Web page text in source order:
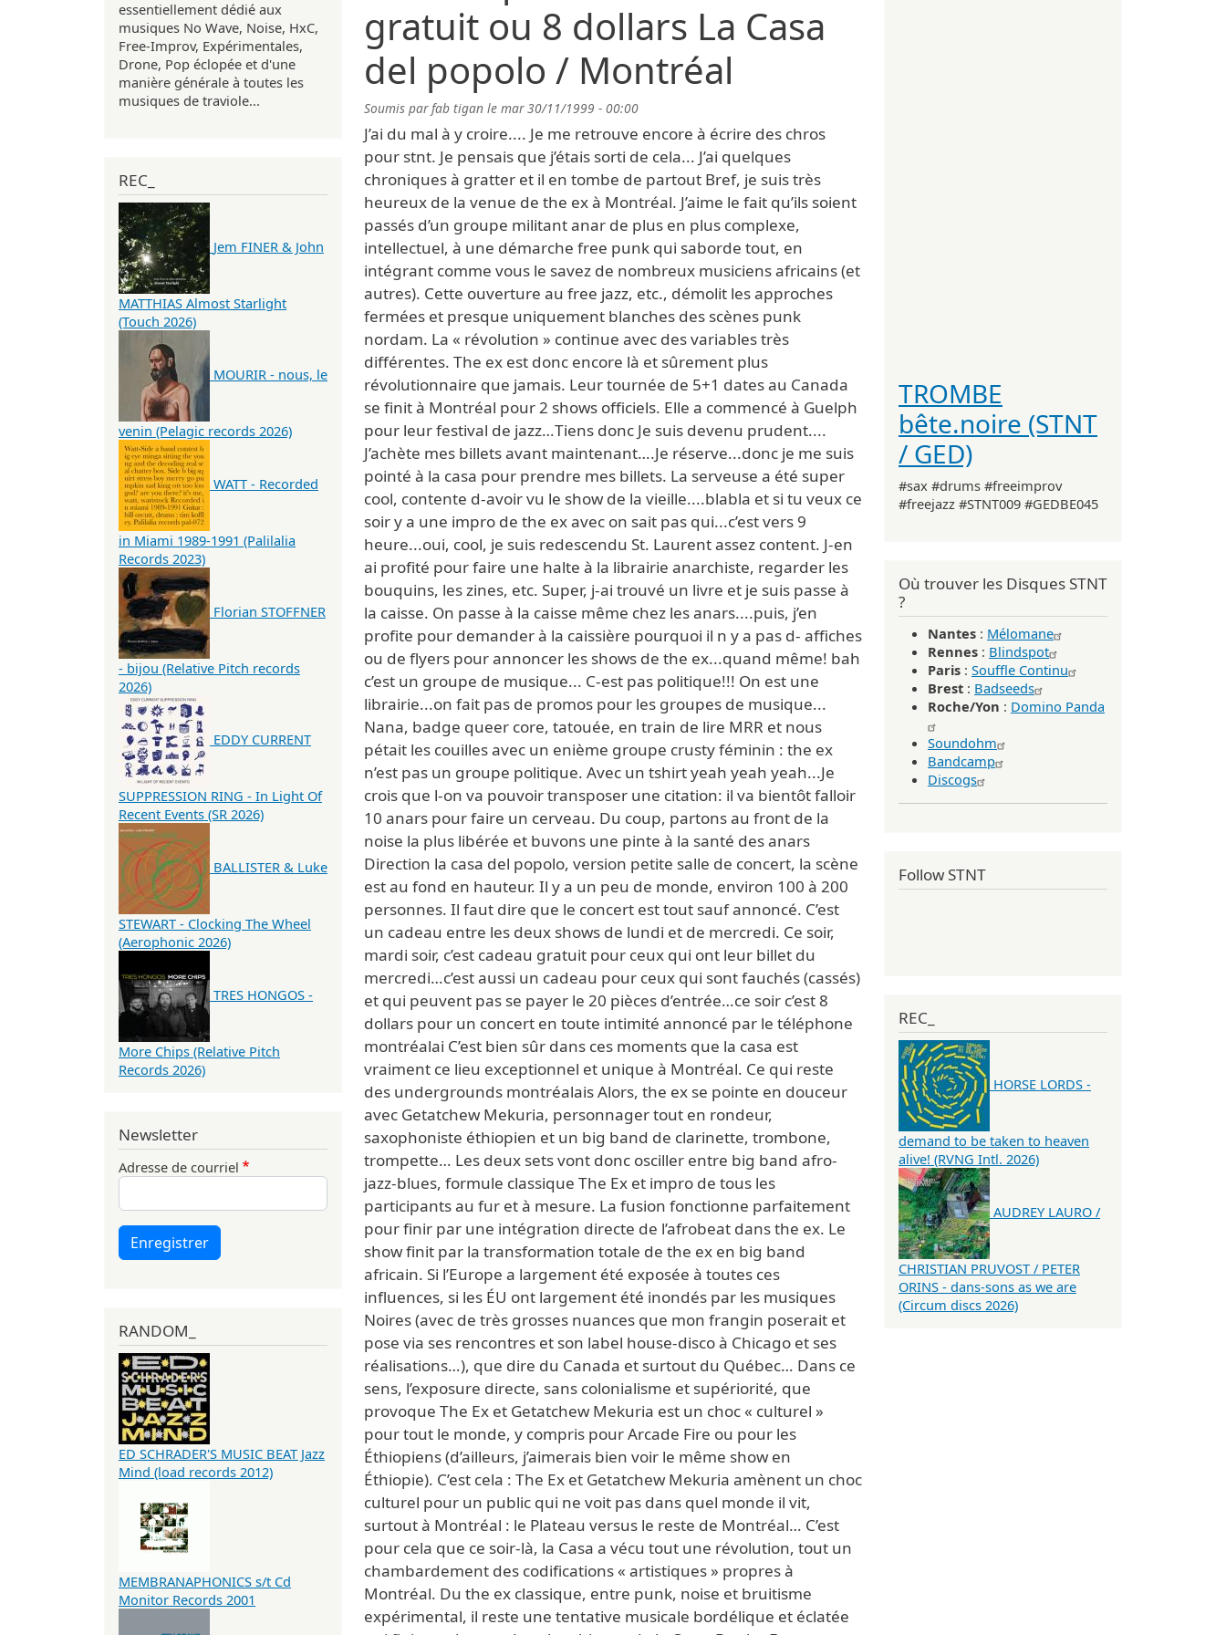
gratuit ou 8 dollars La Casa
del popolo / Montréal
Soumis parfab tigan le mar 30/11/1999 - 00:00
J’ai du mal à y croire.... Je me retrouve encore à écrire des chros
pour stnt. Je pensais que j’étais sorti de cela... J’ai quelques
chroniques à gratter et il en tombe de partout Bref, je suis très
heureux de la venue de the ex à Montréal. J’aime le fait qu’ils soient
passés d’un groupe militant anar de plus en plus complexe,
intellectuel, à une démarche free punk qui saborde tout, en
intégrant comme vous le savez de nombreux musiciens africains (et
autres). Cette ouverture au free jazz, etc., démolit les approches
fermées et presque uniquement blanches des scènes punk
nordam. La « révolution » continue avec des variables très
différentes. The ex est donc encore là et sûrement plus
révolutionnaire que jamais. Leur tournée de 5+1 dates au Canada
se finit à Montréal pour 2 shows officiels. Elle a commencé à Guelph
pour leur festival de jazz…Tiens donc Je suis devenu prudent....
J’achète mes billets avant maintenant….Je réserve...donc je me suis
pointé à la casa pour prendre mes billets. La serveuse a été super
cool, contente d-avoir vu le show de la vieille....blabla et si tu veux ce
soir y a une impro de the ex avec on sait pas qui...c’est vers 9
heure...oui, cool, je suis redescendu St. Laurent assez content. J-en
ai profité pour faire une halte à la librairie anarchiste, regarder les
bouquins, les zines, etc. Super, j-ai trouvé un livre et je suis passe à
la caisse. On passe à la caisse même chez les anars....puis, j’en
profite pour demander à la caissière pourquoi il n y a pas d- affiches
ou de flyers pour annoncer les shows de the ex...quand même! bah
c’est un groupe de musique... C-est pas politique!!! On est une
librairie...on fait pas de promos pour les groupes de musique...
Nana, badge queer core, tatouée, en train de lire MRR et nous
pétait les couilles avec un enième groupe crusty féminin : the ex
n’est pas un groupe politique. Avec un tshirt yeah yeah yeah...Je
crois que l-on va pouvoir transposer une citation: il va bientôt falloir
10 anars pour faire un cerveau. Du coup, partons au front de la
noise la plus libérée et buvons une pinte à la santé des anars
Direction la casa del popolo, version petite salle de concert, la scène
est au fond en hauteur. Il y a un peu de monde, environ 100 à 200
personnes. Il faut dire que le concert est tout sauf annoncé. C’est
un cadeau entre les deux shows de lundi et de mercredi. Ce soir,
mardi soir, c’est cadeau gratuit pour ceux qui ont leur billet du
mercredi…c’est aussi un cadeau pour ceux qui sont fauchés (cassés)
et qui peuvent pas se payer le 20 pièces d’entrée…ce soir c’est 8
dollars pour un concert en toute intimité annoncé par le téléphone
montréalai C’est bien sûr dans ces moments que la casa est
vraiment ce lieu exceptionnel et unique à Montréal. Ce qui reste
des undergrounds montréalais Alors, the ex se pointe en douceur
avec Getatchew Mekuria, personnager tout en rondeur,
saxophoniste éthiopien et un big band de clarinette, trombone,
trompette… Les deux sets vont donc osciller entre big band afro-
jazz-blues, formule classique The Ex et impro de tous les
participants au fur et à mesure. La fusion fonctionne parfaitement
pour finir par une intégration directe de l’afrobeat dans the ex. Le
show finit par la transformation totale de the ex en big band
africain. Si l’Europe a largement été exposée à toutes ces
influences, si les ÉU ont largement été inondés par les musiques
Noires (avec de très grosses nuances que mon frangin poserait et
pose via ses rencontres et son label house-disco à Chicago et ses
réalisations…), que dire du Canada et surtout du Québec… Dans ce
sens, l’exposure directe, sans colonialisme et supériorité, que
provoque The Ex et Getatchew Mekuria est un choc « culturel »
pour tout le monde, y compris pour Arcade Fire ou pour les
Éthiopiens (d’ailleurs, j’aimerais bien voir le même show en
Éthiopie). C’est cela : The Ex et Getatchew Mekuria amènent un choc
culturel pour un public qui ne voit pas dans quel monde il vit,
surtout à Montréal : le Plateau versus le reste de Montréal… C’est
pour cela que ce soir-là, la Casa a vécu tout une révolution, tout un
chambardement des codifications « artistiques » propres à
Montréal. Du the ex classique, entre punk, noise et bruitisme
expérimental, il reste une tentative musicale bordélique et éclatée
essentiellement dédié aux
musiques No Wave, Noise, HxC,
Free-Improv, Expérimentales,
Drone, Pop éclopée et d'une
manière générale à toutes les
musiques de traviole...
REC_
Jem FINER & John
MATTHIAS Almost Starlight
(Touch 2026)
MOURIR - nous, le
venin (Pelagic records 2026)
WATT - Recorded
in Miami 1989-1991 (Palilalia
Records 2023)
Florian STOFFNER
- bijou (Relative Pitch records
2026)
EDDY CURRENT
SUPPRESSION RING - In Light Of
Recent Events (SR 2026)
BALLISTER & Luke
STEWART - Clocking The Wheel
(Aerophonic 2026)
TRES HONGOS -
More Chips (Relative Pitch
Records 2026)
Newsletter
Adresse de courriel
Enregistrer
RANDOM_
ED SCHRADER'S MUSIC BEAT Jazz
Mind (load records 2012)
MEMBRANAPHONICS s/t Cd
Monitor Records 2001
TROMBE
bête.noire (STNT
/ GED)
#sax #drums #freeimprov
#freejazz #STNT009 #GEDBE045
Où trouver les Disques STNT
?
Nantes : Mélomane
Rennes : Blindspot
Paris : Souffle Continu
Brest : Badseeds
Roche/Yon : Domino Panda
Soundohm
Bandcamp
Discogs
Follow STNT
REC_
HORSE LORDS -
demand to be taken to heaven
alive! (RVNG Intl. 2026)
AUDREY LAURO /
CHRISTIAN PRUVOST / PETER
ORINS - dans-sons as we are
(Circum discs 2026)